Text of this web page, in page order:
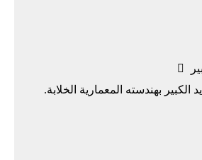

اﻟﻜﺒﻴﺮ ﺑﻬﻨﺪﺳﺘﻪ اﻟﻤﻌﻤﺎرﻳﺔ الخلابة.